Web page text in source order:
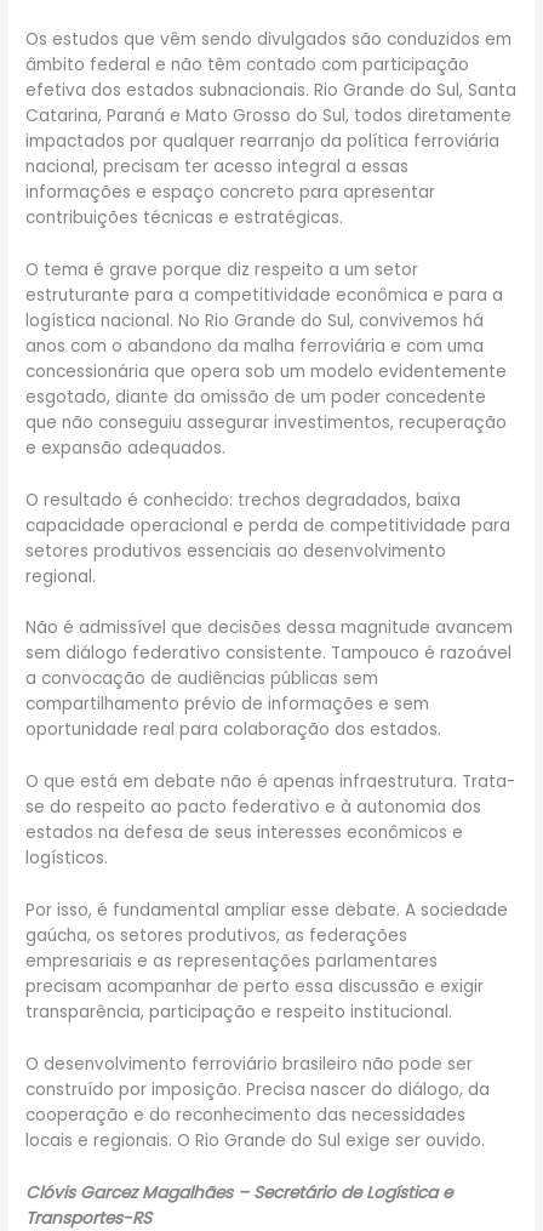
Os estudos que vêm sendo divulgados são conduzidos em
âmbito federal e não têm contado com participação
efetiva dos estados subnacionais. Rio Grande do Sul, Santa
Catarina, Paraná e Mato Grosso do Sul, todos diretamente
impactados por qualquer rearranjo da política ferroviária
nacional, precisam ter acesso integral a essas
informações e espaço concreto para apresentar
contribuições técnicas e estratégicas.
O tema é grave porque diz respeito a um setor
estruturante para a competitividade econômica e para a
logística nacional. No Rio Grande do Sul, convivemos há
anos com o abandono da malha ferroviária e com uma
concessionária que opera sob um modelo evidentemente
esgotado, diante da omissão de um poder concedente
que não conseguiu assegurar investimentos, recuperação
e expansão adequados.
O resultado é conhecido: trechos degradados, baixa
capacidade operacional e perda de competitividade para
setores produtivos essenciais ao desenvolvimento
regional.
Não é admissível que decisões dessa magnitude avancem
sem diálogo federativo consistente. Tampouco é razoável
a convocação de audiências públicas sem
compartilhamento prévio de informações e sem
oportunidade real para colaboração dos estados.
O que está em debate não é apenas infraestrutura. Trata-
se do respeito ao pacto federativo e à autonomia dos
estados na defesa de seus interesses econômicos e
logísticos.
Por isso, é fundamental ampliar esse debate. A sociedade
gaúcha, os setores produtivos, as federações
empresariais e as representações parlamentares
precisam acompanhar de perto essa discussão e exigir
transparência, participação e respeito institucional.
O desenvolvimento ferroviário brasileiro não pode ser
construído por imposição. Precisa nascer do diálogo, da
cooperação e do reconhecimento das necessidades
locais e regionais. O Rio Grande do Sul exige ser ouvido.
Clóvis Garcez Magalhães – Secretário de Logística e
Transportes-RS